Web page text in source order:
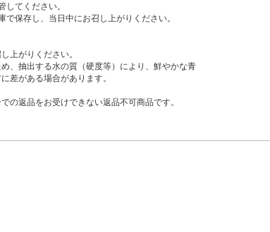
してください。
保存し、当日中にお召し上がりください。
上がりください。
、抽出する水の質（硬度等）により、鮮やかな青
差がある場合があります。
の返品をお受けできない返品不可商品です。